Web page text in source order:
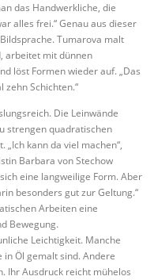
das Handwerkliche, die
alles frei.“ Genau aus dieser
Tumarova malt
arbeitet mit dünnen
löst Formen wieder auf. „Das
zehn Schichten.“
Die Leinwände
strengen quadratischen
kann da viel machen“,
Barbara von Stechow
eine langweilige Form. Aber
besonders gut zur Geltung.“
Arbeiten eine
Bewegung.
Leichtigkeit. Manche
Öl gemalt sind. Andere
Ihr Ausdruck reicht mühelos